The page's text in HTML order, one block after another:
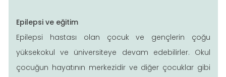
Epilepsi ve eğitim
Epilepsi hastası olan çocuk ve gençlerin çoğu
yüksekokul ve üniversiteye devam edebilirler. Okul
çocuğun hayatının merkezidir ve diğer çocuklar gibi